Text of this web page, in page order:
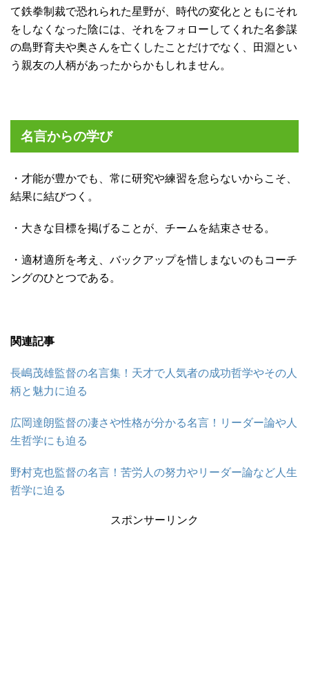
て鉄拳制裁で恐れられた星野が、時代の変化とともにそれ
をしなくなった陰には、それをフォローしてくれた名参謀
の島野育夫や奥さんを亡くしたことだけでなく、田淵とい
う親友の人柄があったからかもしれません。
名言からの学び
・才能が豊かでも、常に研究や練習を怠らないからこそ、
結果に結びつく。
・大きな目標を掲げることが、チームを結束させる。
・適材適所を考え、バックアップを惜しまないのもコーチ
ングのひとつである。
関連記事
長嶋茂雄監督の名言集！天才で人気者の成功哲学やその人
柄と魅力に迫る
広岡達朗監督の凄さや性格が分かる名言！リーダー論や人
生哲学にも迫る
野村克也監督の名言！苦労人の努力やリーダー論など人生
哲学に迫る
スポンサーリンク